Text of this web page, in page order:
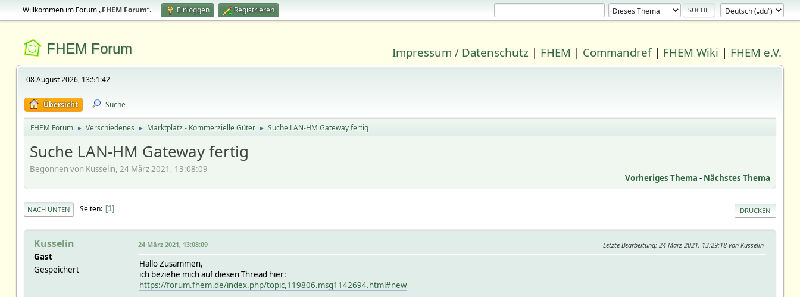
Willkommen im Forum „FHEM Forum“. Einloggen Registrieren
FHEM Forum Impressum / Datenschutz | FHEM | Commandref| FHEM Wiki | FHEM e.V.
08 August 2026, 13:51:42
Übersicht Suche
FHEM Forum ► Verschiedenes ► Marktplatz - Kommerzielle Güter ► Suche LAN-HM Gateway fertig
Suche LAN-HM Gateway fertig
Begonnen von Kusselin, 24 März 2021, 13:08:09
Vorheriges Thema - Nächstes Thema
DRUCKEN
NACH UNTEN Seiten 1
Kusselin
Gast
Gespeichert
24 März 2021, 13:08:09 Letzte Bearbeitung: 24 März 2021, 13:29:18 von Kusselin
Hallo Zusammen,
ich beziehe mich auf diesen Thread hier:
https://forum.fhem.de/index.php/topic,119806.msg1142694.html#new